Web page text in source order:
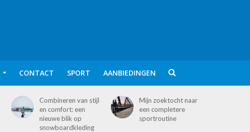
CONTACT SPORT AANBIEDINGEN
Combineren van stijl
en comfort: een
nieuwe blik op
snowboardkleding
Mijn zoektocht naar
een completere
sportroutine